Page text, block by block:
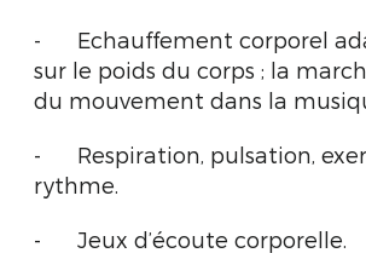
- Echauffement corporel
sur le poids du corps ; la
du mouvement dans la
- Respiration, pulsation,
rythme.
- Jeux d’écoute corporelle.